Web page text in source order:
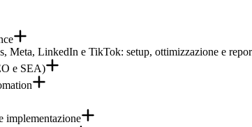
Meta, LinkedIn e TikTok: setup, ottimizzazione e
e SEA)
implementazione